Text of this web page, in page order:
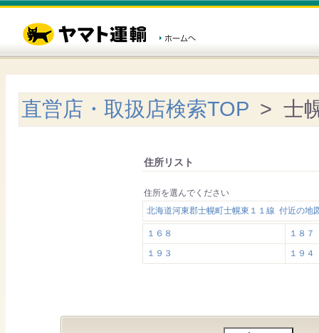
直営店・取扱店検索TOP > 士
住所リスト
住所を選んでください
北海道河東郡士幌町士幌東１１線 付近の地
１６８
１８７
１９３
１９４